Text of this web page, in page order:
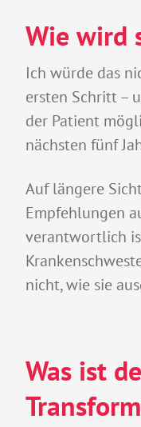
Wie wird
Ich würde das
ersten Schritt –
der Patient
nächsten fünf
Auf längere
Empfehlungen
verantwortlich
nicht, wie sie
Was ist